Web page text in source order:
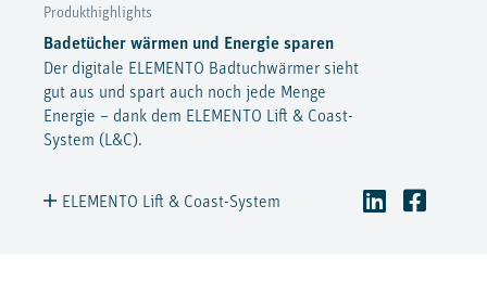
Produkthighlights
Badetücher wärmen und Energie sparen
Der digitale ELEMENTO Badtuchwärmer sieht
gut aus und spart auch noch jede Menge
Energie – dank dem ELEMENTO Lift & Coast-
System (L&C).
ELEMENTO Lift & Coast-System